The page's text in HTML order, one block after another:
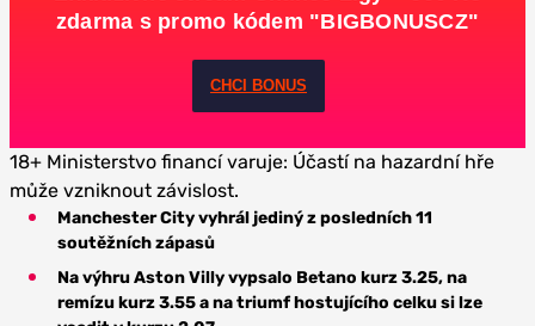
zdarma s promo kódem "BIGBONUSCZ"
CHCI BONUS
18+ Ministerstvo financí varuje: Účastí na hazardní hře
může vzniknout závislost.
Manchester City vyhrál jediný z posledních 11
soutěžních zápasů
Na výhru Aston Villy vypsalo Betano kurz 3.25, na
remízu kurz 3.55 a na triumf hostujícího celku si lze